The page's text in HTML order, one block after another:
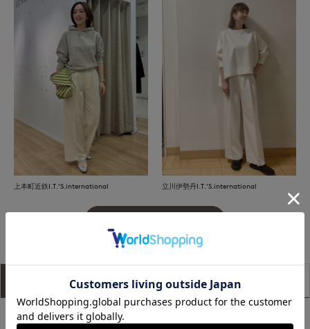
上本町近鉄I.T.'S.international 立川伊勢丹I.T.'S.international
アイテム説明 サイズ詳細 購入レビュー
■デザイン